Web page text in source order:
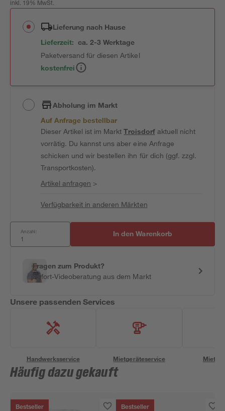
inkl. 19% MwSt.
Lieferung nach Hause
Lieferzeit: ca. 2-3 Werktage
Paketversand für diesen Artikel
kostenfrei
Abholung im Markt
Auf Anfrage bestellbar
Dieser Artikel ist im MarktTroisdorfaktuell nicht
vorrätig. Du kannst uns aber eine Anfrage
schicken und wir bestellen ihn für dich (ggf. zzgl.
Transportkosten).
Artikel anfragen >
Verfügbarkeit in anderen Märkten
Anzahl: In den Warenkorb
Fragen zum Produkt?
Sofort-Videoberatung aus dem Markt
Unsere passenden Services
Handwerksservice Mietgeräteservice
Häufig dazu gekauft
Bestseller Bestseller